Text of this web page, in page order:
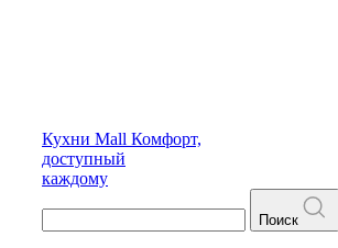
Кухни Mall Комфорт,
доступный
каждому
Поиск